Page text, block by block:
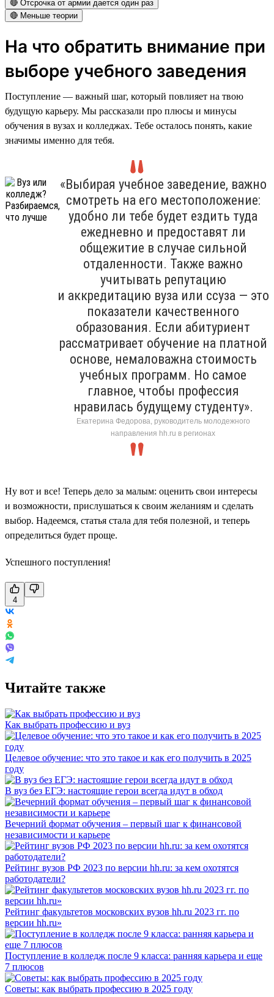
🔴 Отсрочка от армии дается один раз
🔴 Меньше теории
На что обратить внимание при
выборе учебного заведения
Поступление — важный шаг, который повлияет на твою
будущую карьеру. Мы рассказали про плюсы и минусы
обучения в вузах и колледжах. Тебе осталось понять, какие
значимы именно для тебя.
«Выбирая учебное заведение, важно
смотреть на его местоположение:
удобно ли тебе будет ездить туда
ежедневно и предоставят ли
общежитие в случае сильной
отдаленности. Также важно
учитывать репутацию
и аккредитацию вуза или ссуза — это
показатели качественного
образования. Если абитуриент
рассматривает обучение на платной
основе, немаловажна стоимость
учебных программ. Но самое
главное, чтобы профессия
нравилась будущему студенту».
Екатерина Федорова, руководитель молодежного
направления hh.ru в регионах
Ну вот и все! Теперь дело за малым: оценить свои интересы
и возможности, прислушаться к своим желаниям и сделать
выбор. Надеемся, статья стала для тебя полезной, и теперь
определиться будет проще.
Успешного поступления!
4
Читайте также
Как выбрать профессию и вуз
Целевое обучение: что это такое и как его получить в 2025
году
В вуз без ЕГЭ: настоящие герои всегда идут в обход
Вечерний формат обучения – первый шаг к финансовой
независимости и карьере
Рейтинг вузов РФ 2023 по версии hh.ru: за кем охотятся
работодатели?
Рейтинг факультетов московских вузов hh.ru 2023 гг. по
версии hh.ru»
Поступление в колледж после 9 класса: ранняя карьера и еще
7 плюсов
Советы: как выбрать профессию в 2025 году